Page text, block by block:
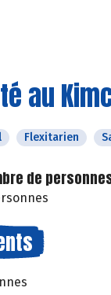
au
Flexitarien
de